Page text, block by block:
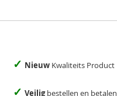
✓ Nieuw Kwaliteits Product
✓ Veiligbestellen en betalen